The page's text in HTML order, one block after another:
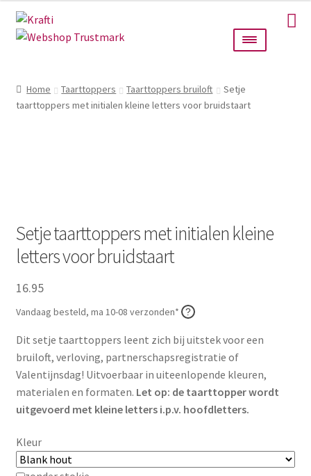
Ga
door
Ga
naar
Taarttoppers
Cadeautjes
Alle producten
Maatwerk
Contact
naar:
Home Taarttoppers Taarttoppers bruiloft
Setje
taarttoppers met initialen kleine letters voor bruidstaart
Setje taarttoppers met initialen kleine
letters voor bruidstaart
16.95
Vandaag besteld, ma 10-08 verzonden*
Dit setje taarttoppers leent zich bij uitstek voor een
bruiloft, verloving, partnerschapsregistratie of
Valentijnsdag! Uitvoerbaar in uiteenlopende kleuren,
materialen en formaten. Let op: de taarttopper wordt
uitgevoerd met kleine letters i.p.v. hoofdletters.
Kleur